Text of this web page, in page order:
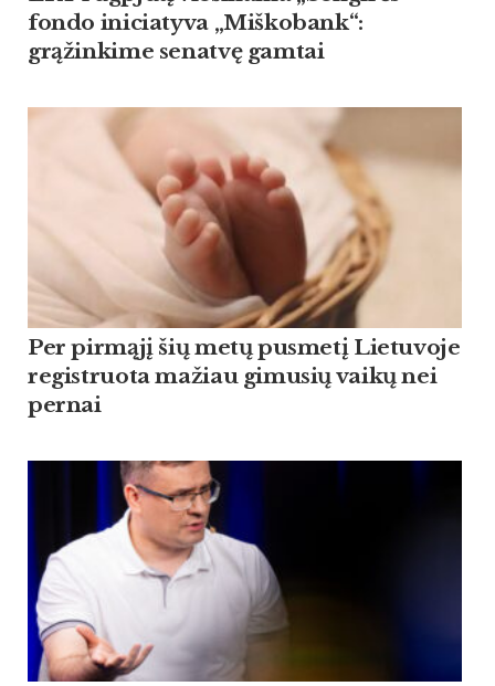
fondo iniciatyva „Miškobank“:
grąžinkime senatvę gamtai
Per pirmąjį šių metų pusmetį Lietuvoje
registruota mažiau gimusių vaikų nei
pernai